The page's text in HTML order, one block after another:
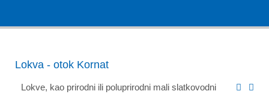
Lokva - otok Kornat
Lokve, kao prirodni ili poluprirodni mali slatkovodni